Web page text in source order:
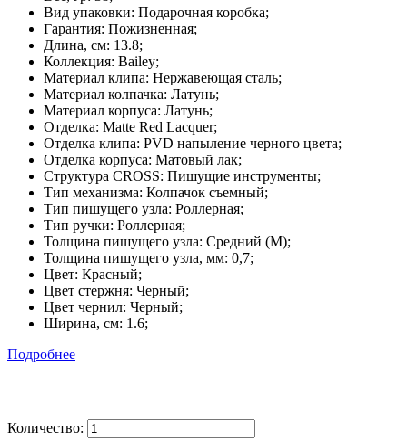
Вид упаковки: Подарочная коробка;
Гарантия: Пожизненная;
Длина, см: 13.8;
Коллекция: Bailey;
Материал клипа: Нержавеющая сталь;
Материал колпачка: Латунь;
Материал корпуса: Латунь;
Отделка: Matte Red Lacquer;
Отделка клипа: PVD напыление черного цвета;
Отделка корпуса: Матовый лак;
Структура CROSS: Пишущие инструменты;
Тип механизма: Колпачок съемный;
Тип пишущего узла: Роллерная;
Тип ручки: Роллерная;
Толщина пишущего узла: Средний (М);
Толщина пишущего узла, мм: 0,7;
Цвет: Красный;
Цвет стержня: Черный;
Цвет чернил: Черный;
Ширина, см: 1.6;
Подробнее
Количество: